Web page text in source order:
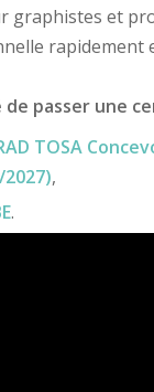
graphistes et
rapidement
de passer une
TOSA
,
.